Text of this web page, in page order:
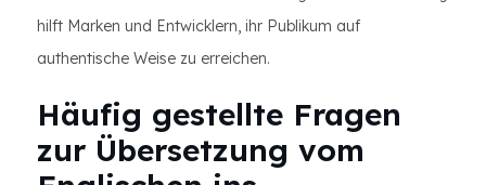
hilft Marken und Entwicklern, ihr Publikum auf
authentische Weise zu erreichen.
Häufig gestellte Fragen
zur Übersetzung vom